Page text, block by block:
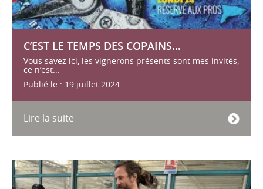
C’EST LE TEMPS DES COPAINS…
Vous savez ici, les vignerons présents sont mes invités,
ce n’est...
Publié le : 19 juillet 2024
Lire la suite